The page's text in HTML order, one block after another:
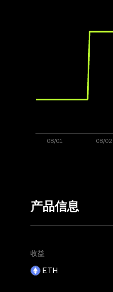
产品信息
收益
ETH